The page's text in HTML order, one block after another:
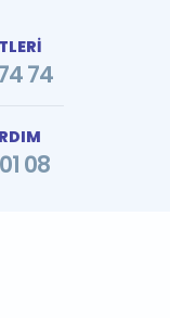
74
08